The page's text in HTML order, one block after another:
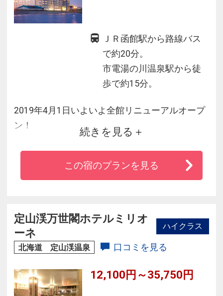
ＪＲ函館駅から路線バス
で約20分。
市電湯の川温泉駅から徒
歩で約15分。
2019年4月1日いよいよ全館リニューアルオープ
ン！
イマジンホテル＆リゾート函館は、耐震補強・
リニューアル工事を終え、
さらに安心・快適にお過ごしいただける空間に
続きを見る
この宿のプランを見る
定山渓万世閣ホテルミリオ
ーネ
ハイクラス
北海道 定山渓温泉 口コミを見る
12,100円～35,750円